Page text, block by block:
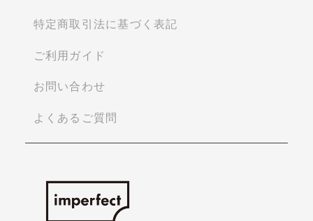
特定商取引法に基づく表記
ご利用ガイド
お問い合わせ
よくあるご質問